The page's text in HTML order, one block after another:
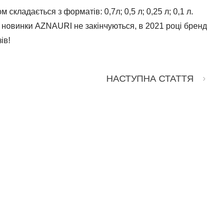
складається з форматів: 0,7л; 0,5 л; 0,25 л; 0,1 л.
AZNAURI не закінчуються, в 2021 році бренд
НАСТУПНА СТАТТЯ